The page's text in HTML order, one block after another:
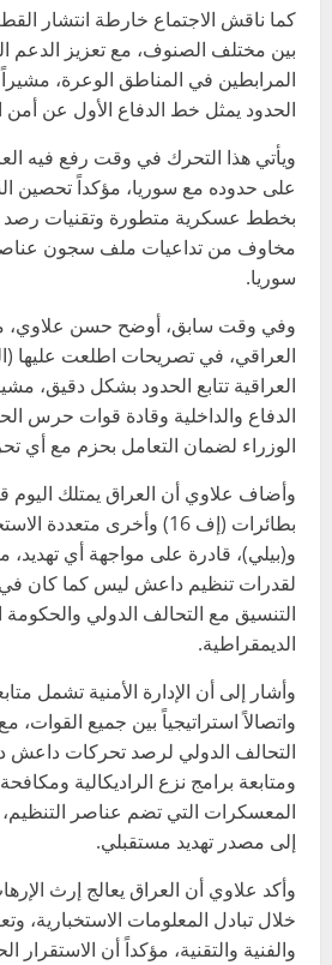
كما ناقش الاجتماع خارطة انتشار
بين مختلف الصنوف، مع تعزيز الدعم
المرابطين في المناطق الوعرة، مشيراً
الحدود يمثل خط الدفاع الأول عن أمن
ويأتي هذا التحرك في وقت رفع فيه
على حدوده مع سوريا، مؤكداً تحصين
بخطط عسكرية متطورة وتقنيات
مخاوف من تداعيات ملف سجون
سوريا.
وفي وقت سابق، أوضح حسن علاوي،
العراقي، في تصريحات اطلعت عليها
العراقية تتابع الحدود بشكل دقيق،
الدفاع والداخلية وقادة قوات حرس
الوزراء لضمان التعامل بحزم مع أي
وأضاف علاوي أن العراق يمتلك اليوم
بطائرات (إف 16) وأخرى
و(بيلي)، قادرة على مواجهة أي تهديد،
التنسيق مع التحالف الدولي
الديمقراطية.
وأشار إلى أن الإدارة الأمنية تشمل
واتصالاً استراتيجياً بين جميع القوات،
التحالف الدولي لرصد تحركات داعش
ومتابعة برامج نزع الراديكالية
المعسكرات التي تضم عناصر
إلى مصدر تهديد مستقبلي.
وأكد علاوي أن العراق يعالج إرث
خلال تبادل المعلومات الاستخبارية،
والفنية والتقنية، مؤكداً أن الاستقرار